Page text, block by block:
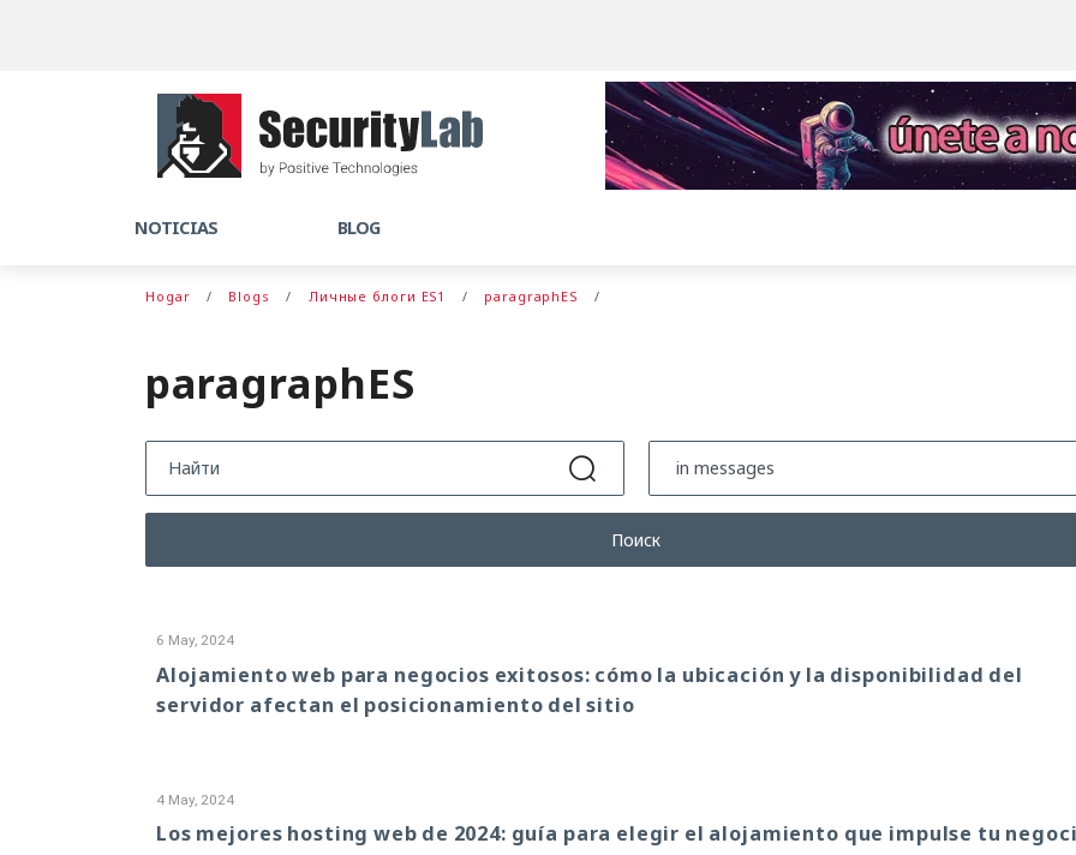
NOTICIAS BLOG
Hogar Blogs Личные блоги ES1 paragraphES
paragraphES
Поиск
6 May, 2024
Alojamiento web para negocios exitosos: cómo la ubicación y la disponibilidad del
servidor afectan el posicionamiento del sitio
4 May, 2024
Los mejores hosting web de 2024: guía para elegir el alojamiento que impulse tu